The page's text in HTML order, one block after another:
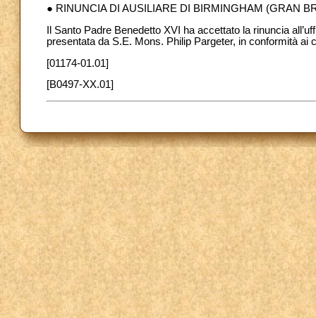
● RINUNCIA DI AUSILIARE DI BIRMINGHAM (GRAN
Il Santo Padre Benedetto XVI ha accettato la rinuncia
presentata da S.E. Mons. Philip Pargeter, in conformità ai
[01174-01.01]
[B0497-XX.01]